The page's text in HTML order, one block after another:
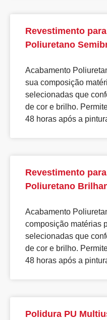
Revestimento
Poliuretano
Acabamento
sua composição
selecionadas que
de cor e brilho.
48 horas após a
Revestimento
Poliuretano
Acabamento
composição matérias
selecionadas que
de cor e brilho.
48 horas após a
Polidura PU